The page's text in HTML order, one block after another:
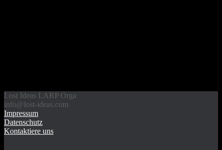
Lost Ideas LARP Orga
info@lost-ideas.com
Impressum
Datenschutz
Kontaktiere uns